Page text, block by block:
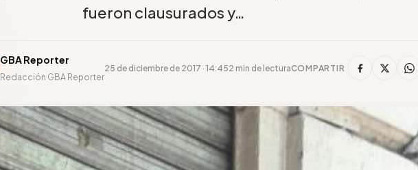
fueron clausurados y…
GBA Reporter
Redacción GBA Reporter
25 de diciembre de 2017 · 14:452 min de lecturaCOMPARTIR